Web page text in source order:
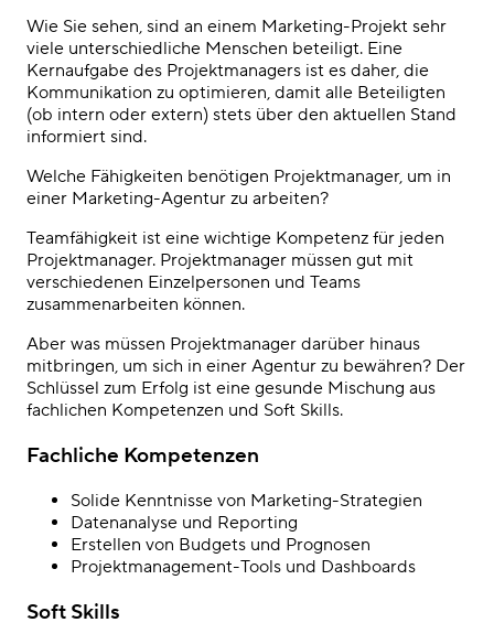
Wie Sie sehen, sind an einem Marketing-Projekt sehr
viele unterschiedliche Menschen beteiligt. Eine
Kernaufgabe des Projektmanagers ist es daher, die
Kommunikation zu optimieren, damit alle Beteiligten
(ob intern oder extern) stets über den aktuellen Stand
informiert sind.
Welche Fähigkeiten benötigen Projektmanager, um in
einer Marketing-Agentur zu arbeiten?
Teamfähigkeit ist eine wichtige Kompetenz für jeden
Projektmanager. Projektmanager müssen gut mit
verschiedenen Einzelpersonen und Teams
zusammenarbeiten können.
Aber was müssen Projektmanager darüber hinaus
mitbringen, um sich in einer Agentur zu bewähren? Der
Schlüssel zum Erfolg ist eine gesunde Mischung aus
fachlichen Kompetenzen und Soft Skills.
Fachliche Kompetenzen
Solide Kenntnisse von Marketing-Strategien
Datenanalyse und Reporting
Erstellen von Budgets und Prognosen
Projektmanagement-Tools und Dashboards
Soft Skills